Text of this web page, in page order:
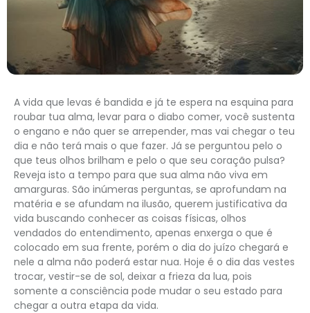
A vida que levas é bandida e já te espera na esquina para
roubar tua alma, levar para o diabo comer, você sustenta
o engano e não quer se arrepender, mas vai chegar o teu
dia e não terá mais o que fazer. Já se perguntou pelo o
que teus olhos brilham e pelo o que seu coração pulsa?
Reveja isto a tempo para que sua alma não viva em
amarguras. São inúmeras perguntas, se aprofundam na
matéria e se afundam na ilusão, querem justificativa da
vida buscando conhecer as coisas físicas, olhos
vendados do entendimento, apenas enxerga o que é
colocado em sua frente, porém o dia do juízo chegará e
nele a alma não poderá estar nua. Hoje é o dia das vestes
trocar, vestir-se de sol, deixar a frieza da lua, pois
somente a consciência pode mudar o seu estado para
chegar a outra etapa da vida.